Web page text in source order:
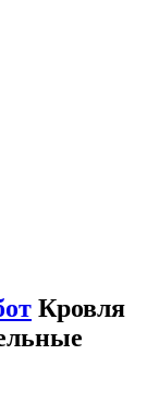
Кровля